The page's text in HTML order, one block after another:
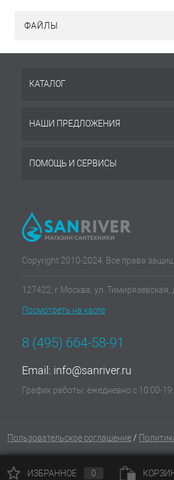
ФАЙЛЫ
КАТАЛОГ
НАШИ ПРЕДЛОЖЕНИЯ
ПОМОЩЬ И СЕРВИСЫ
Copyright 2010-2024. Все права
127422, г Москва, ул. Тимирязевская,
Посмотреть на карте
8 (495) 664-58-91
Email: info@sanriver.ru
График работы: ежедневно с 10:00-
Пользовательское соглашение /
конфиденциальности
ИЗБРАННОЕ 0